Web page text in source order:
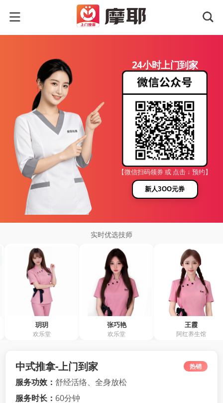
24小时上门到家
【微信扫码领券 或 点击 ↓ 预约】
新人3OO元券
实时优选技师
中式推拿-上门到家 热销
服务功效： 舒经活络、全身放松
服务时长： 60分钟